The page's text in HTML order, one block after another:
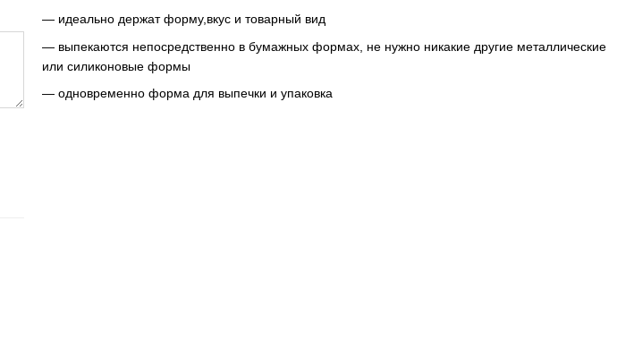
— идеально держат форму,вкус и товарный вид
— выпекаются непосредственно в бумажных формах, не нужно никакие другие металлические
или силиконовые формы
— одновременно форма для выпечки и упаковка